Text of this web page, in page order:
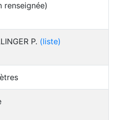
renseignée)
P. (liste)